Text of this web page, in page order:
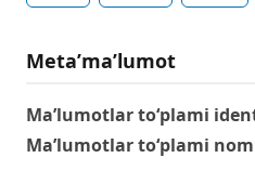
Metaʼmaʼlumot
Ma’lumotlar to‘plami
Ma’lumotlar to‘plami